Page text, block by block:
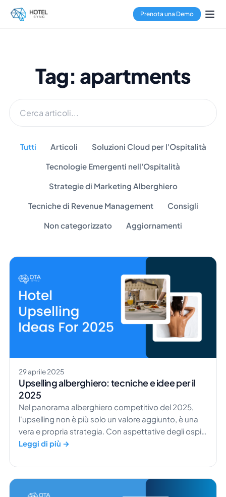
Prenota una Demo
Tag: apartments
Tutti Articoli Soluzioni Cloud per l'Ospitalità
Tecnologie Emergenti nell'Ospitalità
Strategie di Marketing Alberghiero
Tecniche di Revenue Management Consigli
Non categorizzato Aggiornamenti
29 aprile 2025
Upselling alberghiero: tecniche e idee per il
2025
Nel panorama alberghiero competitivo del 2025,
l'upselling non è più solo un valore aggiunto, è una
vera e propria strategia. Con aspettative degli ospiti
sempre più elevate e tecnologie sempre più
mai di aumentare i ricavi attraverso offerte
personalizzate e proposte al momento giusto.
Sapevi che gli hotel che adottano strategie di
Leggi di più →